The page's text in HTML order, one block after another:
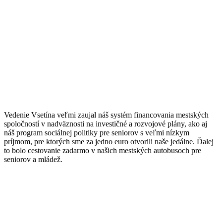
Vedenie Vsetína veľmi zaujal náš systém financovania mestských
spoločností v nadväznosti na investičné a rozvojové plány, ako aj
náš program sociálnej politiky pre seniorov s veľmi nízkym
príjmom, pre ktorých sme za jedno euro otvorili naše jedálne. Ďalej
to bolo cestovanie zadarmo v našich mestských autobusoch pre
seniorov a mládež.